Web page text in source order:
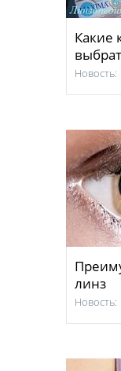
Какие
Новость:
линз
Новость: